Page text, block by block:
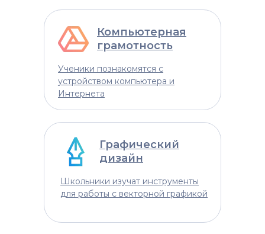
Ученики познакомятся с
устройством компьютера и
Интернета
Компьютерная
грамотность
Школьники изучат инструменты
для работы с векторной графикой
Графический
дизайн